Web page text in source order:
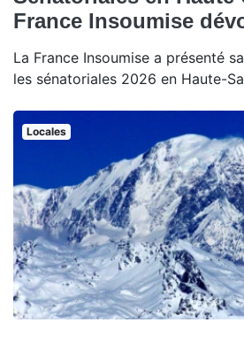
France Insoumise
La France Insoumise a présenté
les sénatoriales 2026 en Haute-
Locales